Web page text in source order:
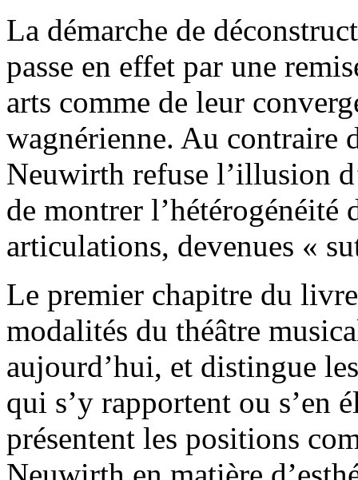
La démarche de
passe en effet par une
arts comme de leur
wagnérienne. Au contraire
Neuwirth refuse l’illusion
de montrer l’hétérogénéité
articulations, devenues «
Le premier chapitre du
modalités du théâtre
aujourd’hui, et distingue
qui s’y rapportent ou s’en
présentent les positions